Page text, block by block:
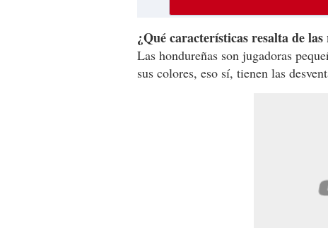
¿Qué características resalta de
Las hondureñas son jugadoras
sus colores, eso sí, tienen las